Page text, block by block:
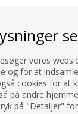
vores
og for at
cookies for at
på andre
på "Detaljer"